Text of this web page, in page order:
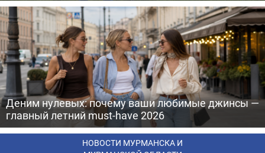
Деним нулевых: почему ваши любимые джинсы —
главный летний must-have 2026
НОВОСТИ МУРМАНСКА И